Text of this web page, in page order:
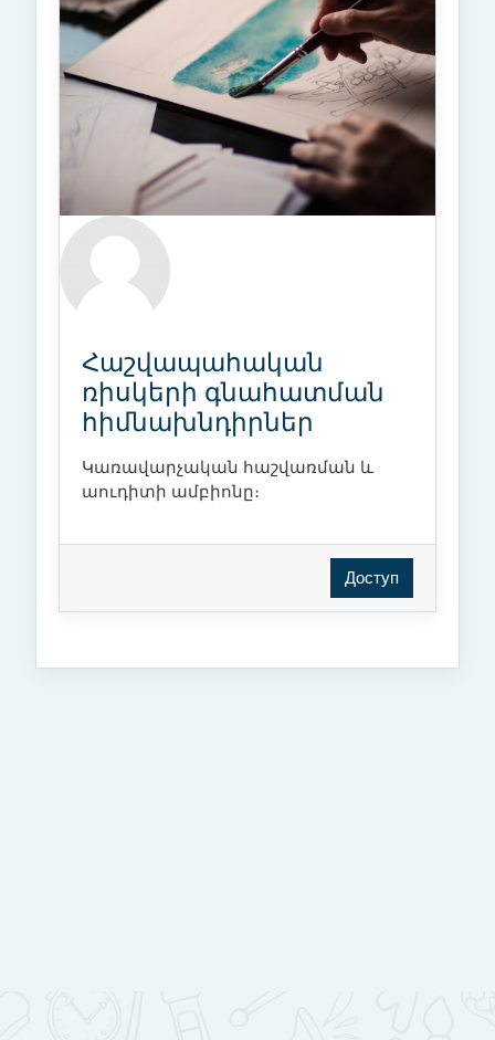
Հաշվապահական
ռիսկերի գնահատման
հիմնախնդիրներ
Կառավարչական հաշվառման և
աուդիտի ամբիոնը։
Доступ